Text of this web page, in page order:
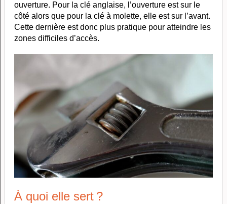
ouverture. Pour la clé anglaise, l’ouverture est sur le
côté alors que pour la clé à molette, elle est sur l’avant.
Cette dernière est donc plus pratique pour atteindre les
zones difficiles d’accès.
À quoi elle sert ?